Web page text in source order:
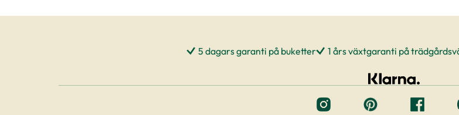
5 dagars garanti på buketter 1 års växtgaranti på